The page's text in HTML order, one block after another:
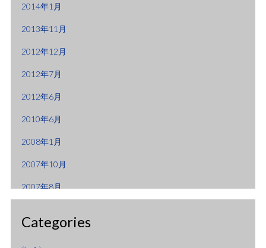
2014年1月
2013年11月
2012年12月
2012年7月
2012年6月
2010年6月
2008年1月
2007年10月
2007年8月
2007年6月
Categories